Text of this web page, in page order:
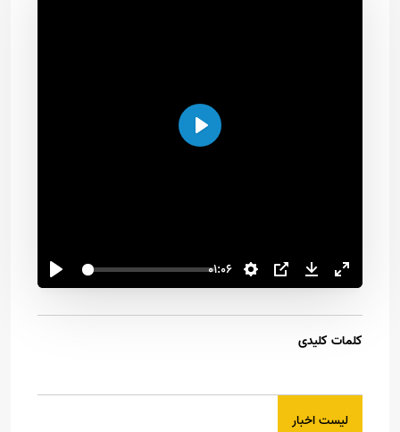
01:06
اجرا
کلمات کلیدی
لیست اخبار